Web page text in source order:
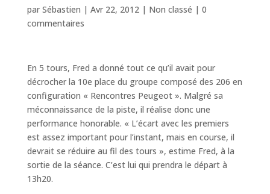
par Sébastien | Avr 22, 2012| Non classé | 0
commentaires
En 5 tours, Fred a donné tout ce qu’il avait pour
décrocher la 10e place du groupe composé des 206 en
configuration « Rencontres Peugeot ». Malgré sa
méconnaissance de la piste, il réalise donc une
performance honorable. « L’écart avec les premiers
est assez important pour l’instant, mais en course, il
devrait se réduire au fil des tours », estime Fred, à la
sortie de la séance. C’est lui qui prendra le départ à
13h20.